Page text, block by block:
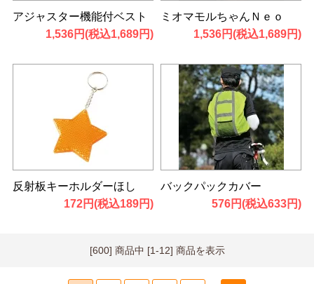
アジャスター機能付ベスト
1,536円(税込1,689円)
ミオマモルちゃんＮｅｏ
1,536円(税込1,689円)
反射板キーホルダーほし
172円(税込189円)
バックパックカバー
576円(税込633円)
[600] 商品中 [1-12] 商品を表示